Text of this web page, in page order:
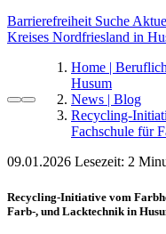
Barrierefreiheit Suche
Kreises Nordfriesland in
Home |
Husum
News | Blog
Recycling-
Fachschule für
09.01.2026 Lesezeit:
Recycling-Initiative vom
Farb-, und Lacktechnik in